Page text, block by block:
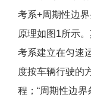
考系+周期性边
原理如图1所示
考系建立在匀速
度按车辆行驶的
程；“周期性边